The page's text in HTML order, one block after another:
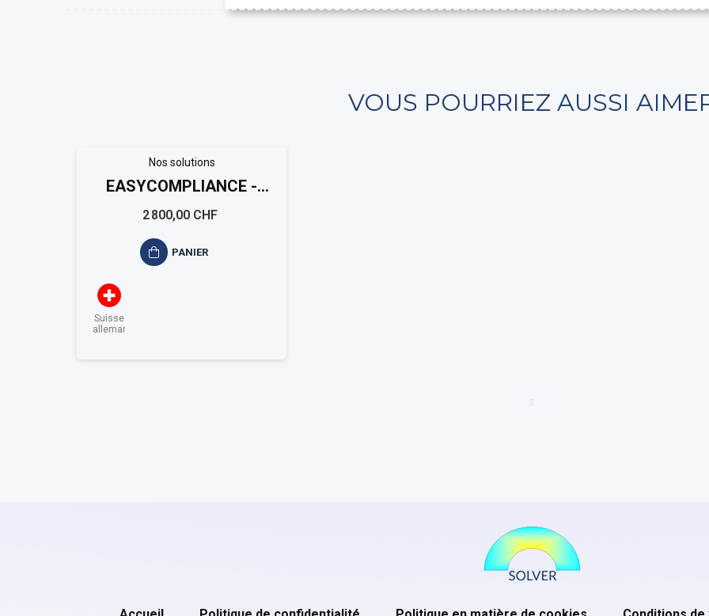
VOUS POURRIEZ AUSSI
Nos solutions
EASYCOMPLIANCE -
Schweizer Kantonen
2 800,00 CHF
PANIER
Suisse
allemande